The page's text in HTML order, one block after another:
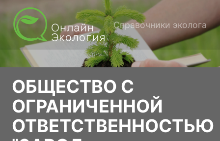
Справочники эколога
ОБЩЕСТВО С
ОГРАНИЧЕННОЙ
ОТВЕТСТВЕННОСТЬЮ